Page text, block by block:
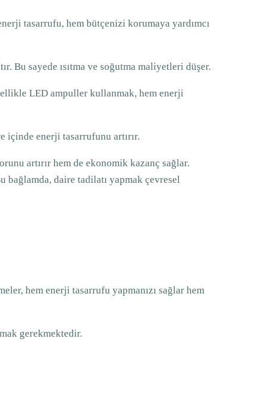
tasarrufu, hem bütçenizi korumaya yardımcı
Bu sayede ısıtma ve soğutma maliyetleri düşer.
LED ampuller kullanmak, hem enerji
içinde enerji tasarrufunu artırır.
artırır hem de ekonomik kazanç sağlar.
bağlamda, daire tadilatı yapmak çevresel
hem enerji tasarrufu yapmanızı sağlar hem
gerekmektedir.